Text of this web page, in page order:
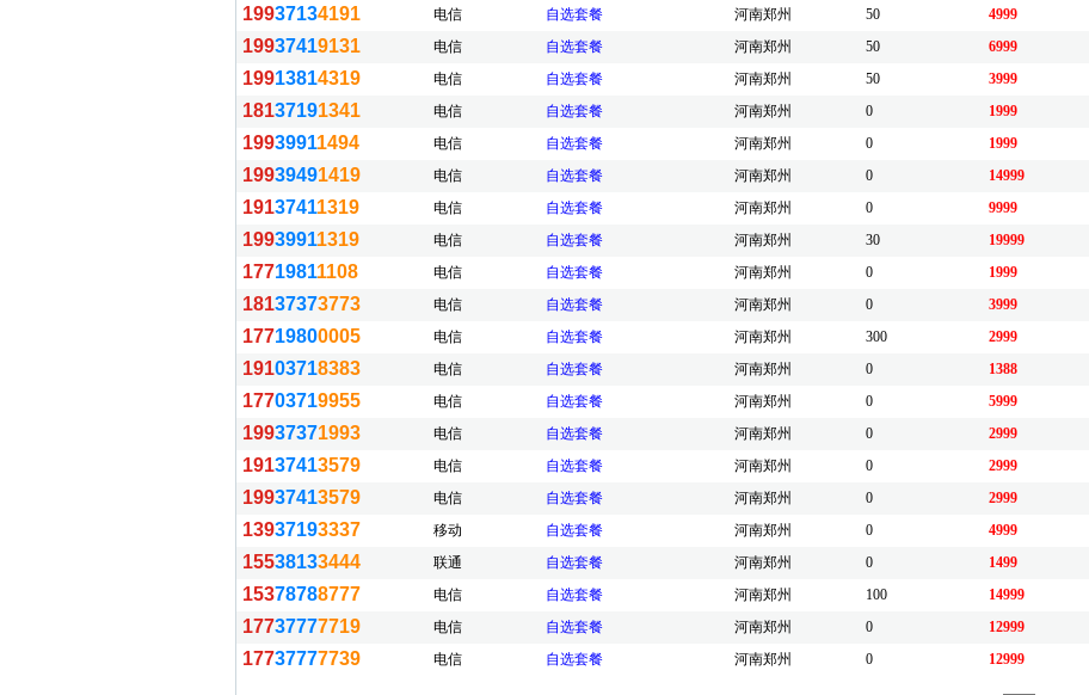
19937134191 电信 自选套餐 河南郑州 50 4999
19937419131 电信 自选套餐 河南郑州 50 6999
19913814319 电信 自选套餐 河南郑州 50 3999
18137191341 电信 自选套餐 河南郑州 0 1999
19939911494 电信 自选套餐 河南郑州 0 1999
19939491419 电信 自选套餐 河南郑州 0 14999
19137411319 电信 自选套餐 河南郑州 0 9999
19939911319 电信 自选套餐 河南郑州 30 19999
17719811108 电信 自选套餐 河南郑州 0 1999
18137373773 电信 自选套餐 河南郑州 0 3999
17719800005 电信 自选套餐 河南郑州 300 2999
19103718383 电信 自选套餐 河南郑州 0 1388
17703719955 电信 自选套餐 河南郑州 0 5999
19937371993 电信 自选套餐 河南郑州 0 2999
19137413579 电信 自选套餐 河南郑州 0 2999
19937413579 电信 自选套餐 河南郑州 0 2999
13937193337 移动 自选套餐 河南郑州 0 4999
15538133444 联通 自选套餐 河南郑州 0 1499
15378788777 电信 自选套餐 河南郑州 100 14999
17737777719 电信 自选套餐 河南郑州 0 12999
17737777739 电信 自选套餐 河南郑州 0 12999